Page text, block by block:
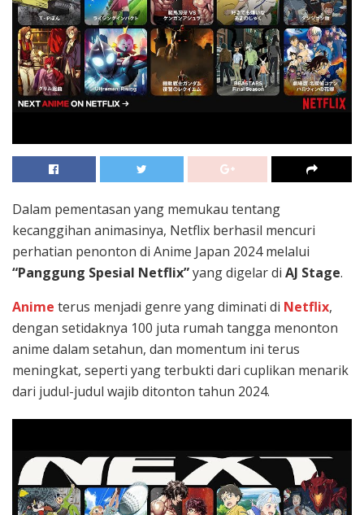
Dalam pementasan yang memukau tentang
kecanggihan animasinya, Netflix berhasil mencuri
perhatian penonton di Anime Japan 2024 melalui
“Panggung Spesial Netflix”yang digelar di AJ Stage.
Anime terus menjadi genre yang diminati di Netflix,
dengan setidaknya 100 juta rumah tangga menonton
anime dalam setahun, dan momentum ini terus
meningkat, seperti yang terbukti dari cuplikan menarik
dari judul-judul wajib ditonton tahun 2024.